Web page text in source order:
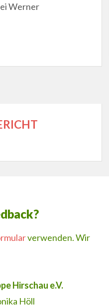
Werner
verwenden. Wir
Hirschau e.V.
Höll